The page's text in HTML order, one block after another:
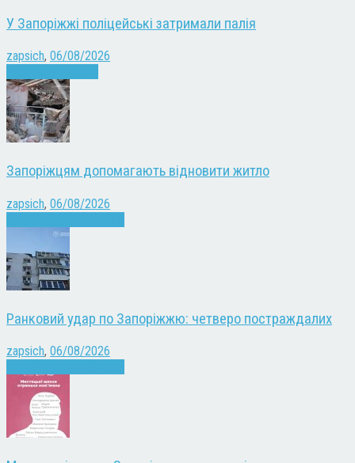
У Запоріжжі поліцейські затримали палія
zapsich, 06/08/2026
Запоріжцям допомагають відновити житло
zapsich, 06/08/2026
Ранковий удар по Запоріжжю: четверо постраждалих
zapsich, 06/08/2026